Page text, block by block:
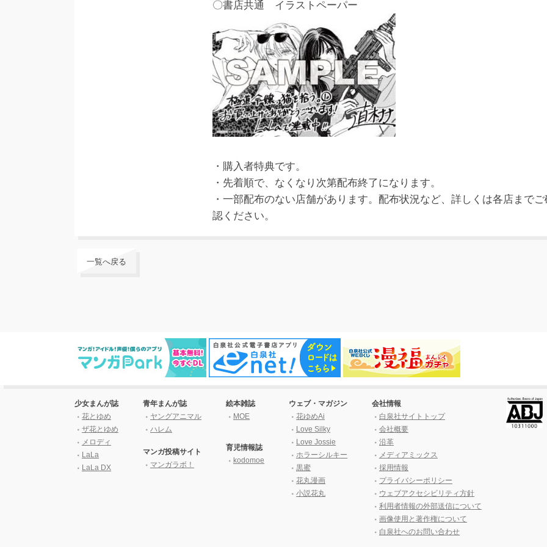
〇書店共通 イラストペーパー
・購入者特典です。
・先着順で、なくなり次第配布終了になります。
・一部配布のない店舗があります。配布状況など、詳しくは各店までご
認ください。
一覧へ戻る
少女まんが誌
花とゆめ
ザ花とゆめ
メロディ
LaLa
LaLa DX
青年まんが誌
ヤングアニマル
ハレム
マンガ投稿サイト
マンガラボ！
絵本雑誌
MOE
育児情報誌
kodomoe
ウェブ・マガジン
花ゆめAi
Love Silky
Love Jossie
ホラーシルキー
黒蜜
花丸漫画
小説花丸
会社情報
白泉社サイトトップ
会社概要
沿革
メディアミックス
採用情報
プライバシーポリシー
ウェブアクセシビリティ方針
利用者情報の外部送信について
画像使用と著作権について
白泉社へのお問い合わせ